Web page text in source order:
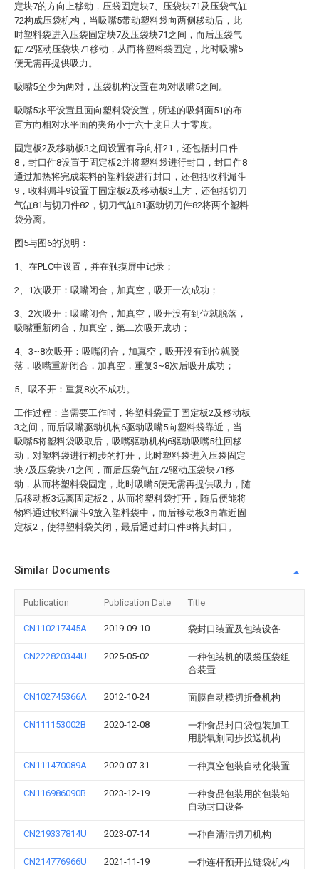
定块7的方向上移动，压袋固定块7、压袋块71及压袋气缸
72构成压袋机构，当吸嘴5带动塑料袋向两侧移动后，此
时塑料袋进入压袋固定块7及压袋块71之间，而后压袋气
缸72驱动压袋块71移动，从而将塑料袋固定，此时吸嘴5
便无需再提供吸力。
吸嘴5至少为两对，压袋机构设置在两对吸嘴5之间。
吸嘴5水平设置且面向塑料袋设置，所述的吸斜面51的布
置方向相对水平面的夹角小于六十度且大于零度。
固定板2及移动板3之间设置有导向杆21，还包括封口件
8，封口件8设置于固定板2并将塑料袋进行封口，封口件8
通过加热将完成装料的塑料袋进行封口，还包括收料漏斗
9，收料漏斗9设置于固定板2及移动板3上方，还包括切刀
气缸81与切刀件82，切刀气缸81驱动切刀件82将两个塑料
袋分离。
图5与图6的说明：
1、在PLC中设置，并在触摸屏中记录；
2、1次吸开：吸嘴闭合，加真空，吸开一次成功；
3、2次吸开：吸嘴闭合，加真空，吸开没有到位就脱落，
吸嘴重新闭合，加真空，第二次吸开成功；
4、3~8次吸开：吸嘴闭合，加真空，吸开没有到位就脱
落，吸嘴重新闭合，加真空，重复3~8次后吸开成功；
5、吸不开：重复8次不成功。
工作过程：当需要工作时，将塑料袋置于固定板2及移动板
3之间，而后吸嘴驱动机构6驱动吸嘴5向塑料袋靠近，当
吸嘴5将塑料袋吸取后，吸嘴驱动机构6驱动吸嘴5往回移
动，对塑料袋进行初步的打开，此时塑料袋进入压袋固定
块7及压袋块71之间，而后压袋气缸72驱动压袋块71移
动，从而将塑料袋固定，此时吸嘴5便无需再提供吸力，随
后移动板3远离固定板2，从而将塑料袋打开，随后便能将
物料通过收料漏斗9放入塑料袋中，而后移动板3再靠近固
定板2，使得塑料袋关闭，最后通过封口件8将其封口。
Similar Documents
Publication Publication Date Title
CN110217445A 2019-09-10 袋封口装置及包装设备
CN222820344U 2025-05-02
一种包装机的吸袋压袋组
合装置
CN102745366A 2012-10-24 面膜自动模切折叠机构
CN111153002B 2020-12-08
一种食品封口袋包装加工
用脱氧剂同步投送机构
CN111470089A 2020-07-31 一种真空包装自动化装置
CN116986090B 2023-12-19
一种食品包装用的包装箱
自动封口设备
CN219337814U 2023-07-14 一种自清洁切刀机构
CN214776966U 2021-11-19
一种连杆预开拉链袋机构